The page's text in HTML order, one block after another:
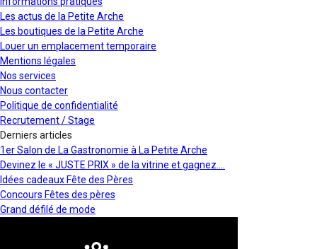
Les actus de la Petite Arche
Les boutiques de la Petite Arche
Louer un emplacement temporaire
Mentions légales
Nos services
Nous contacter
Politique de confidentialité
Recrutement / Stage
Derniers articles
1er Salon de La Gastronomie à La Petite Arche
Devinez le « JUSTE PRIX » de la vitrine et gagnez….
Idées cadeaux Fête des Pères
Concours Fêtes des pères
Grand défilé de mode